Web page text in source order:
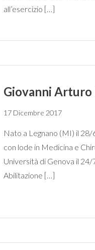
all’esercizio […]
Giovanni Arturo
17 Dicembre 2017
Nato a Legnano (MI) il
con lode in Medicina e
Università di Genova il
Abilitazione […]